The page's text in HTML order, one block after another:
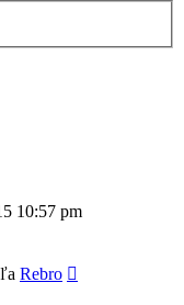
10:57 pm
Rebro